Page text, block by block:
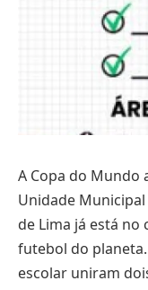
A Copa do Mundo
Unidade Municipal
de Lima já está
futebol do
escolar uniram